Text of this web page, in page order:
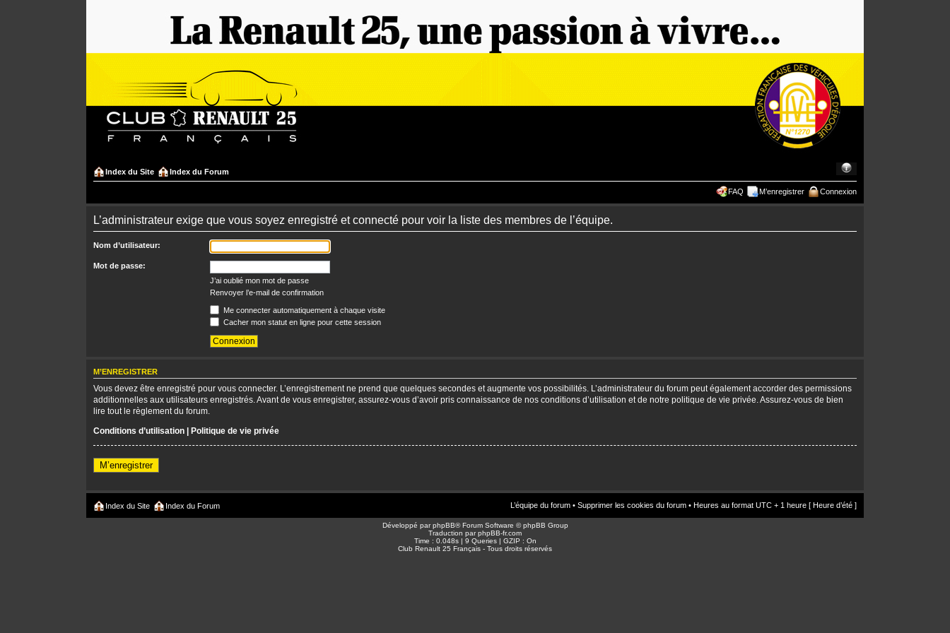
Index du Site Index du Forum
FAQ M’enregistrer Connexion
L’administrateur exige que vous soyez enregistré et connecté pour voir la liste des membres de l’équipe.
Nom d’utilisateur:
Mot de passe:
J’ai oublié mon mot de passe
Renvoyer l’e-mail de confirmation
Me connecter automatiquement à chaque visite
Cacher mon statut en ligne pour cette session
M’ENREGISTRER
Vous devez être enregistré pour vous connecter. L’enregistrement ne prend que quelques secondes et augmente vos possibilités. L’administrateur du forum peut également accorder des permissions
additionnelles aux utilisateurs enregistrés. Avant de vous enregistrer, assurez-vous d’avoir pris connaissance de nos conditions d’utilisation et de notre politique de vie privée. Assurez-vous de bien
lire tout le règlement du forum.
Conditions d’utilisation | Politique de vie privée
M’enregistrer
Index du Site Index du Forum L’équipe du forum • Supprimer les cookies du forum • Heures au format UTC + 1 heure [ Heure d’été ]
Développé parphpBB® Forum Software © phpBB Group
Traduction parphpBB-fr.com
Time : 0.048s | 9 Queries | GZIP : On
Club Renault 25 Français - Tous droits réservés